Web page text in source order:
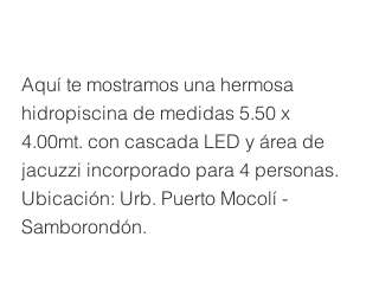
Aquí te mostramos una hermosa
hidropiscina de medidas 5.50 x
4.00mt. con cascada LED y área de
jacuzzi incorporado para 4 personas.
Ubicación: Urb. Puerto Mocolí -
Samborondón.